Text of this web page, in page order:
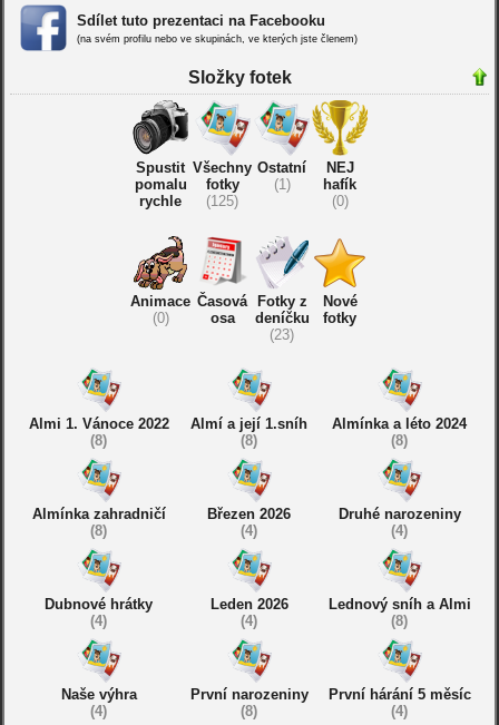
Sdílet tuto prezentaci na Facebooku
(na svém profilu nebo ve skupinách, ve kterých jste členem)
Složky fotek
Spustit
pomalu
rychle
Všechny
fotky
(125)
Ostatní
(1)
NEJ
hafík
(0)
Animace
(0)
Časová
osa
Fotky z
deníčku
(23)
Nové
fotky
Almi 1. Vánoce 2022
(8)
Almí a její 1.sníh
(8)
Almínka a léto 2024
(8)
Almínka zahradničí
(8)
Březen 2026
(4)
Druhé narozeniny
(4)
Dubnové hrátky
(4)
Leden 2026
(4)
Lednový sníh a Almi
(8)
Naše výhra
(4)
První narozeniny
(8)
První hárání 5 měsíc
(4)